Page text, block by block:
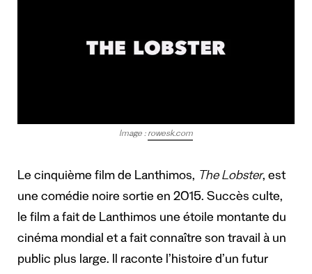
Image : rowesk.com
Le cinquième film de Lanthimos, The Lobster, est
une comédie noire sortie en 2015. Succès culte,
le film a fait de Lanthimos une étoile montante du
cinéma mondial et a fait connaître son travail à un
public plus large. Il raconte l’histoire d’un futur